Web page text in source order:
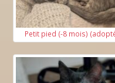
Petit pied (-8 mois)